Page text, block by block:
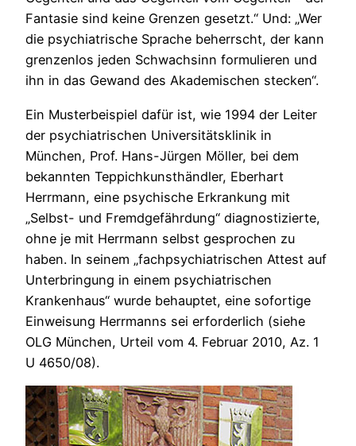
Fantasie sind keine Grenzen gesetzt.“ Und: „Wer
die psychiatrische Sprache beherrscht, der kann
grenzenlos jeden Schwachsinn formulieren und
ihn in das Gewand des Akademischen stecken“.
Ein Musterbeispiel dafür ist, wie 1994 der Leiter
der psychiatrischen Universitätsklinik in
München, Prof. Hans-Jürgen Möller, bei dem
bekannten Teppichkunsthändler, Eberhart
Herrmann, eine psychische Erkrankung mit
„Selbst- und Fremdgefährdung“ diagnostizierte,
ohne je mit Herrmann selbst gesprochen zu
haben. In seinem „fachpsychiatrischen Attest auf
Unterbringung in einem psychiatrischen
Krankenhaus“ wurde behauptet, eine sofortige
Einweisung Herrmanns sei erforderlich (siehe
OLG München, Urteil vom 4. Februar 2010, Az. 1
U 4650/08).